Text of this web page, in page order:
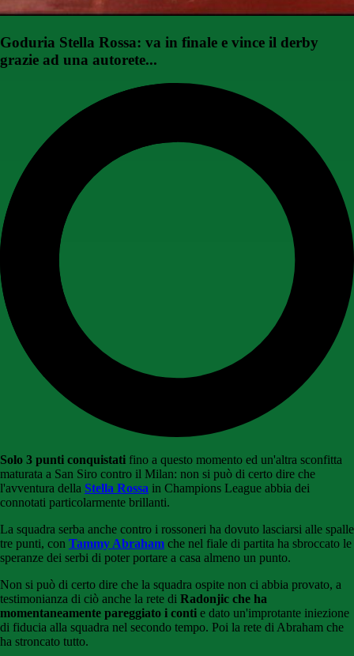
Goduria Stella Rossa: va in finale e vince il derby
grazie ad una autorete...
Solo 3 punti conquistati fino a questo momento ed un'altra sconfitta
maturata a San Siro contro il Milan: non si può di certo dire che
l'avventura della Stella Rossa in Champions League abbia dei
connotati particolarmente brillanti.
La squadra serba anche contro i rossoneri ha dovuto lasciarsi alle spalle
tre punti, con Tammy Abraham che nel fiale di partita ha sbroccato le
speranze dei serbi di poter portare a casa almeno un punto.
Non si può di certo dire che la squadra ospite non ci abbia provato, a
testimonianza di ciò anche la rete di Radonjic che ha
momentaneamente pareggiato i conti e dato un'improtante iniezione
di fiducia alla squadra nel secondo tempo. Poi la rete di Abraham che
ha stroncato tutto.